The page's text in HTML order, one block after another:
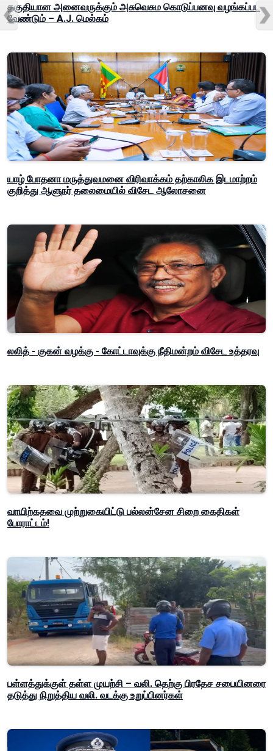
தகுதியான அனைவருக்கும் அசுவெசும கொடுப்பனவு வழங்கப்பட
வேண்டும் – A.J. மெல்கம்
யாழ் போதனா மருத்துவமனை விரிவாக்கம் தற்காலிக இடமாற்றம்
குறித்து ஆளுநர் தலைமையில் விசேட ஆலோசனை
லலித் - குகன் வழக்கு - கோட்டாவுக்கு நீதிமன்றம் விசேட உத்தரவு
வாயிற்கதவை முற்றுகையிட்டு பல்லன்சேன சிறை கைதிகள்
போராட்டம்!
பள்ளத்துக்குள் தள்ள முயற்சி – வலி. தெற்கு பிரதேச சபையினரை
தடுத்து நிறுத்திய வலி. வடக்கு உறுப்பினர்கள்